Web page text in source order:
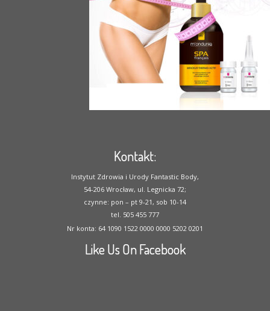
Kontakt:
Instytut Zdrowia i Urody Fantastic Body,
54-206 Wrocław, ul. Legnicka 72;
czynne: pon – pt 9-21, sob 10-14
tel. 505 455 777
Nr konta: 64 1090 1522 0000 0000 5202 0201
Like Us On Facebook